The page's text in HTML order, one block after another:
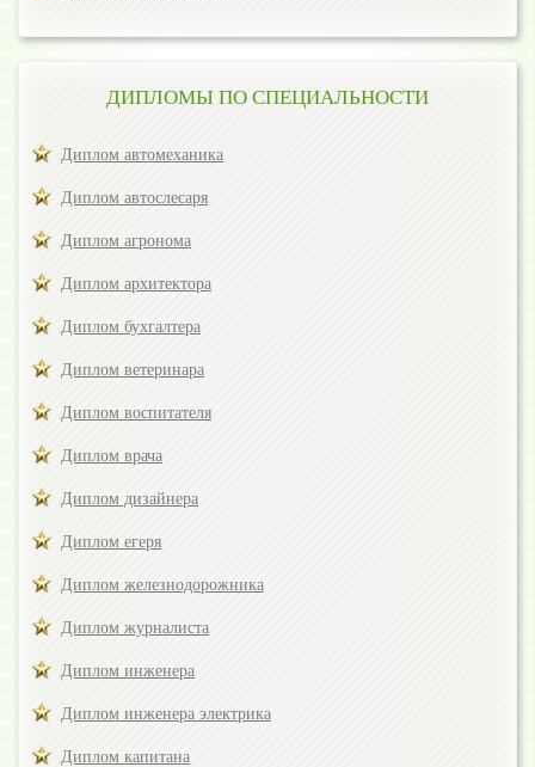
ДИПЛОМЫ ПО СПЕЦИАЛЬНОСТИ
Диплом автомеханика
Диплом автослесаря
Диплом агронома
Диплом архитектора
Диплом бухгалтера
Диплом ветеринара
Диплом воспитателя
Диплом врача
Диплом дизайнера
Диплом егеря
Диплом железнодорожника
Диплом журналиста
Диплом инженера
Диплом инженера электрика
Диплом капитана